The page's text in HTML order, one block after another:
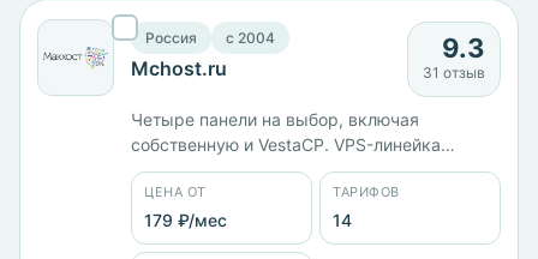
Россия c 2004
Mchost.ru
9.3
31 отзыв
Четыре панели на выбор, включая
собственную и VestaCP. VPS-линейка
построена на KVM: от KVM-1 за 417 ₽/мес до
KVM-12 с 6 ядрами и 12 ГБ памяти за 3465
₽/мес, всего 14 тарифов, минимум — 179 ₽/
мес. Серверы в России и Нидерландах.
ЦЕНА ОТ
179 ₽/мес
ТАРИФОВ
14